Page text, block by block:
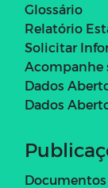
Glossário
Relatório
Solicitar
Acompanhe
Dados
Dados
Documentos